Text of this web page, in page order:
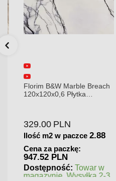
Florim B&W Marble Breach
120x120x0,6 Płytka
329.00 PLN
Ilość m2 w paczce 2.88
Cena za paczkę:
947.52 PLN
Dostępność: Towar w
magazynie. Wysyłka 2-3